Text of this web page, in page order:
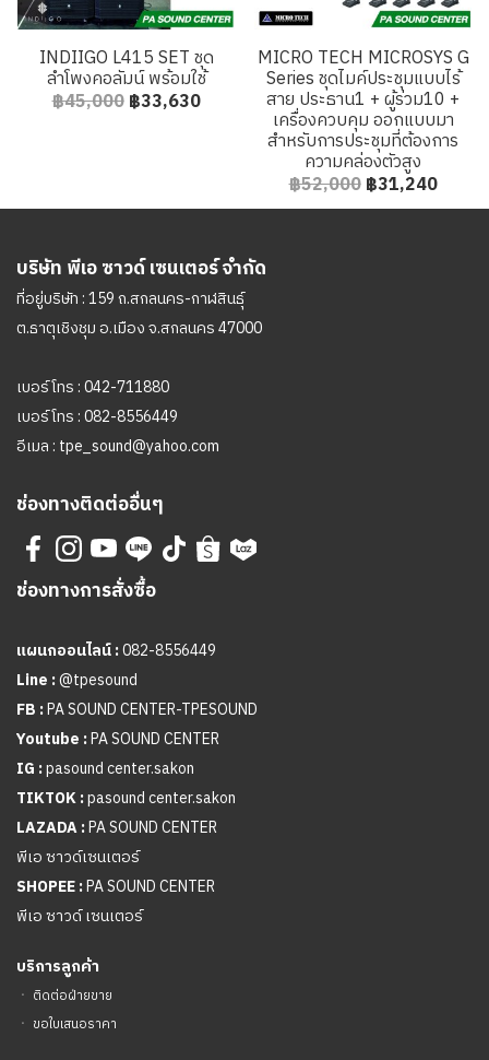
INDIIGO L415 SET ชุด
ลำโพงคอลัมน์ พร้อมใช้
฿45,000 ฿33,630
MICRO TECH MICROSYS G
Series ชุดไมค์ประชุมแบบไร้
สาย ประธาน1 + ผู้ร่วม10 +
เครื่องควบคุม ออกแบบมา
สำหรับการประชุมที่ต้องการ
ความคล่องตัวสูง
฿52,000 ฿31,240
บริษัท พีเอ ซาวด์ เซนเตอร์ จำกัด
ที่อยู่บริษัท : 159 ถ.สกลนคร-กาฬสินธุ์
ต.ธาตุเชิงชุม อ.เมือง จ.สกลนคร 47000
เบอร์โทร :042-711880
เบอร์โทร :082-8556449
อีเมล : tpe_sound@yahoo.com
ช่องทางติดต่ออื่นๆ
ช่องทางการสั่งซื้อ
แผนกออนไลน์ :082-8556449
Line :@tpesound
FB :PA SOUND CENTER-TPESOUND
Youtube :PA SOUND CENTER
IG :pasound center.sakon
TIKTOK :pasound center.sakon
LAZADA :PA SOUND CENTER
พีเอ ซาวด์เซนเตอร์
SHOPEE :PA SOUND CENTER
พีเอ ซาวด์ เซนเตอร์
บริการลูกค้า
ㆍ ติดต่อฝ่ายขาย
ㆍ ขอใบเสนอราคา